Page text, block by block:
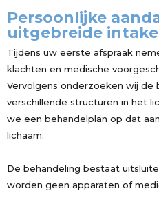
Persoonlijke
uitgebreide intake
Tijdens uw eerste afspraak
klachten en medische
Vervolgens onderzoeken wij de
verschillende structuren in het
we een behandelplan op dat
lichaam.
De behandeling bestaat
worden geen apparaten of